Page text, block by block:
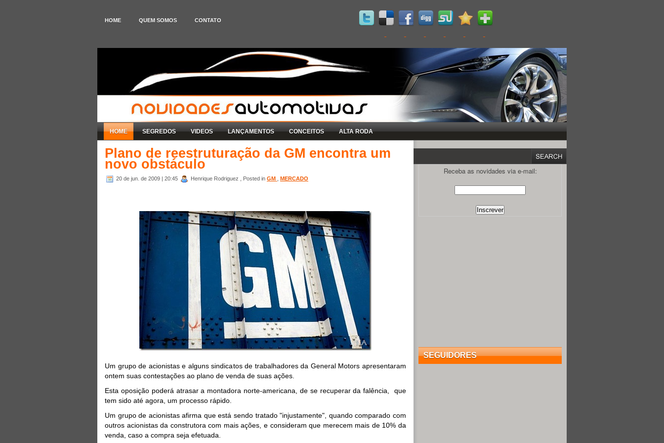
HOME QUEM SOMOS CONTATO
HOME SEGREDOS VIDEOS LANÇAMENTOS CONCEITOS ALTA RODA
Plano de reestruturação da GM encontra um
novo obstáculo
20 de jun. de 2009 | 20:45 Henrique Rodriguez , Posted in GM MERCADO
Um grupo de acionistas e alguns sindicatos de trabalhadores da General Motors apresentaram
ontem suas contestações ao plano de venda de suas ações.
Esta oposição poderá atrasar a montadora norte-americana, de se recuperar da falência, que
tem sido até agora, um processo rápido.
Um grupo de acionistas afirma que está sendo tratado "injustamente", quando comparado com
outros acionistas da construtora com mais ações, e consideram que merecem mais de 10% da
venda, caso a compra seja efetuada.
Receba as novidades via e-mail:
SEGUIDORES